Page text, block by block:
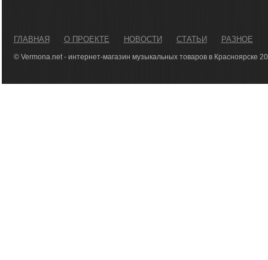
ГЛАВНАЯ О ПРОЕКТЕ НОВОСТИ СТАТЬИ РАЗНОЕ
© Vermona.net - интернет-магазин музыкальных товаров в Красноярске